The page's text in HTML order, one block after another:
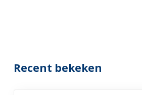
Recent bekeken